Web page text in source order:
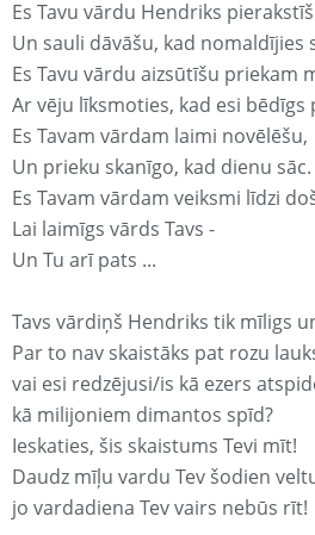
Es Tavu vārdu Hendriks
Un sauli dāvāšu, kad nomaldījies
Es Tavu vārdu aizsūtīšu priekam
Ar vēju līksmoties, kad esi bēdīgs
Es Tavam vārdam laimi novēlēšu,
Un prieku skanīgo, kad dienu sāc.
Es Tavam vārdam veiksmi līdzi
Lai laimīgs vārds Tavs -
Un Tu arī pats ...
Tavs vārdiņš Hendriks tik mīligs
Par to nav skaistāks pat rozu
vai esi redzējusi/is kā ezers
kā milijoniem dimantos spīd?
Ieskaties, šis skaistums Tevi mīt!
Daudz mīļu vardu Tev šodien
jo vardadiena Tev vairs nebūs rīt!